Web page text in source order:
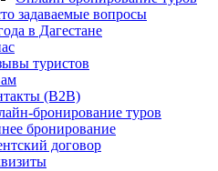
задаваемые вопросы
в Дагестане
туристов
(B2B)
бронирование туров
бронирование
договор